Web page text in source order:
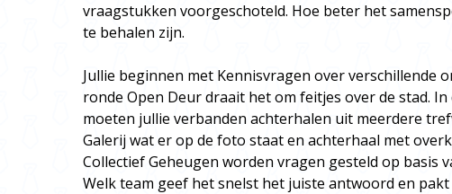
vraagstukken voorgeschoteld. Hoe beter het
te behalen zijn.
Jullie beginnen met Kennisvragen over verschillende
ronde Open Deur draait het om feitjes over de stad. In
moeten jullie verbanden achterhalen uit meerdere
Galerij wat er op de foto staat en achterhaal met
Collectief Geheugen worden vragen gesteld op basis
Welk team geef het snelst het juiste antwoord en pakt